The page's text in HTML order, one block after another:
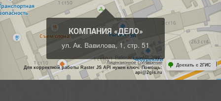
КОМПАНИЯ «ДЕЛО»
ул. Ак. Вавилова, 1, стр. 51
Работает на API 2ГИС
Лицензионное соглашение
Для корректной работы Raster JS API нужен ключ. Помощь:
api@2gis.ru
Доехать с 2ГИС